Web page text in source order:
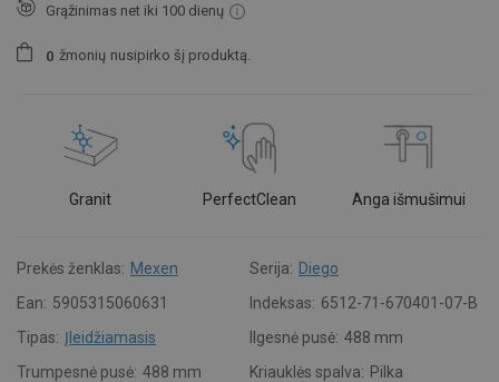
Grąžinimas net iki 100 dienų
0 žmonių nusipirko šį produktą.
Granit PerfectClean Anga išmušimui
Prekės ženklas: Mexen Serija: Diego
Ean: 5905315060631 Indeksas: 6512-71-670401-07-B
Tipas: Įleidžiamasis Ilgesnė pusė: 488 mm
Trumpesnė pusė: 488 mm Kriauklės spalva: Pilka